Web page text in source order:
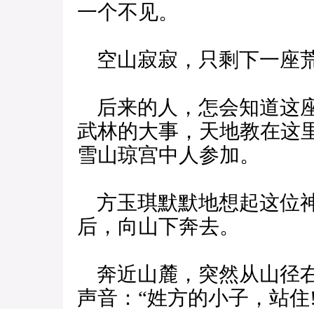
一个不见。
空山寂寂，只剩下一座
后来的人，怎会知道这
武林的大事，天地教在这
雪山琼宫中人参加。
方玉琪默默地想起这位
后，向山下奔去。
奔近山麓，突然从山径
声音：“姓方的小子，站住